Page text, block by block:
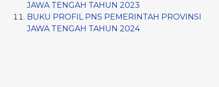
JAWA TENGAH TAHUN 2023
BUKU PROFIL PNS PEMERINTAH PROVINSI
JAWA TENGAH TAHUN 2024